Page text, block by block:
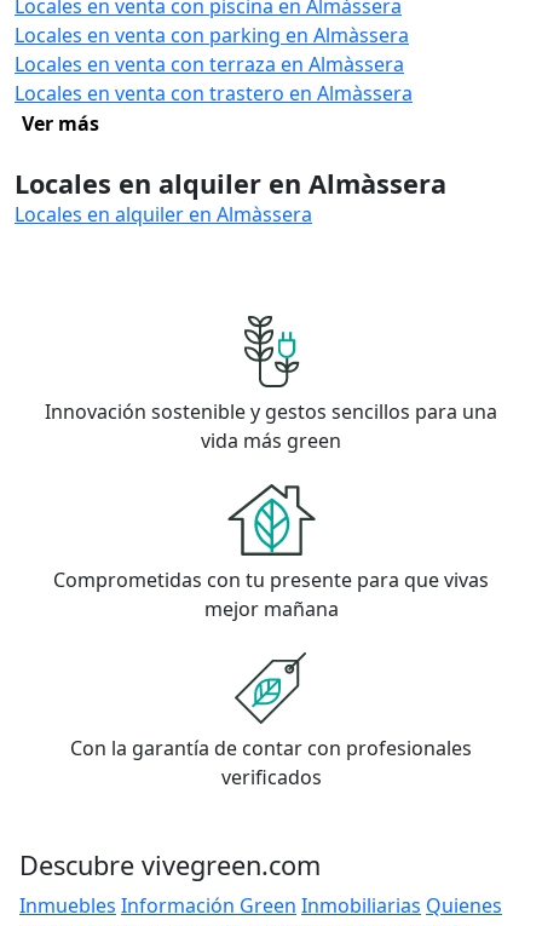
Locales en venta con piscina en Almàssera
Locales en venta con parking en Almàssera
Locales en venta con terraza en Almàssera
Locales en venta con trastero en Almàssera
Ver más
Locales en alquiler en Almàssera
Locales en alquiler en Almàssera
Innovación sostenible y gestos sencillos para una
vida más green
Comprometidas con tu presente para que vivas
mejor mañana
Con la garantía de contar con profesionales
verificados
Descubre vivegreen.com
Inmuebles Información Green Inmobiliarias Quienes